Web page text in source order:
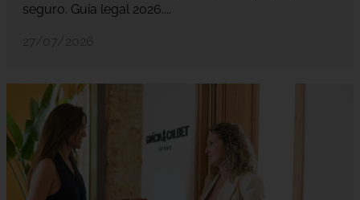
seguro. Guía legal 2026....